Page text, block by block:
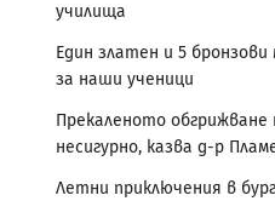
училища
Един златен и 5
за наши ученици
Прекаленото
несигурно, казва д-р
Летни приключения в